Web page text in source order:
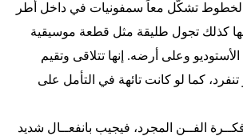
والخطوط تشكّل معاً سمفونيات في داخل أطر
كذلك تجول طليقة مثل قطعة موسيقية
وعلى أرضه. إنها تتلاقى وتقيم
تنفرد، كما لو كانت تائهة في التأمل على
الفــن المجرد، فيجيب بانفعــال شديد